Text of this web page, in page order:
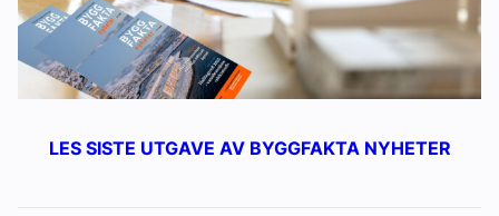
LES SISTE UTGAVE AV BYGGFAKTA NYHETER